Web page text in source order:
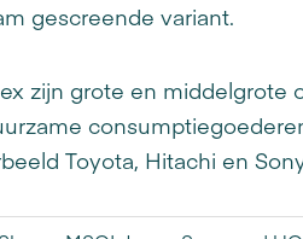
gescreende variant.
zijn grote en
Toyota, Hitachi en